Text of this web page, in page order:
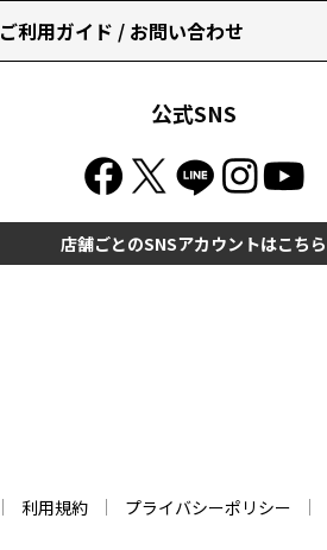
ご利用ガイド / お問い合わせ
公式SNS
店舗ごとのSNSアカウントはこちら
利用規約 プライバシーポリシー